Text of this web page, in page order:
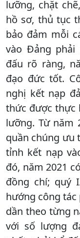
lưỡng, chặt
hồ sơ, thủ tục
bảo đảm mỗi
vào Đảng phải
đấu rõ ràng,
đạo đức tốt.
nghị kết nạp
thức được thực
lưỡng. Từ năm
quần chúng ưu
tỉnh kết nạp
đó, năm 2021
đồng chí; quý
hướng công
dần theo từng
với số lượng